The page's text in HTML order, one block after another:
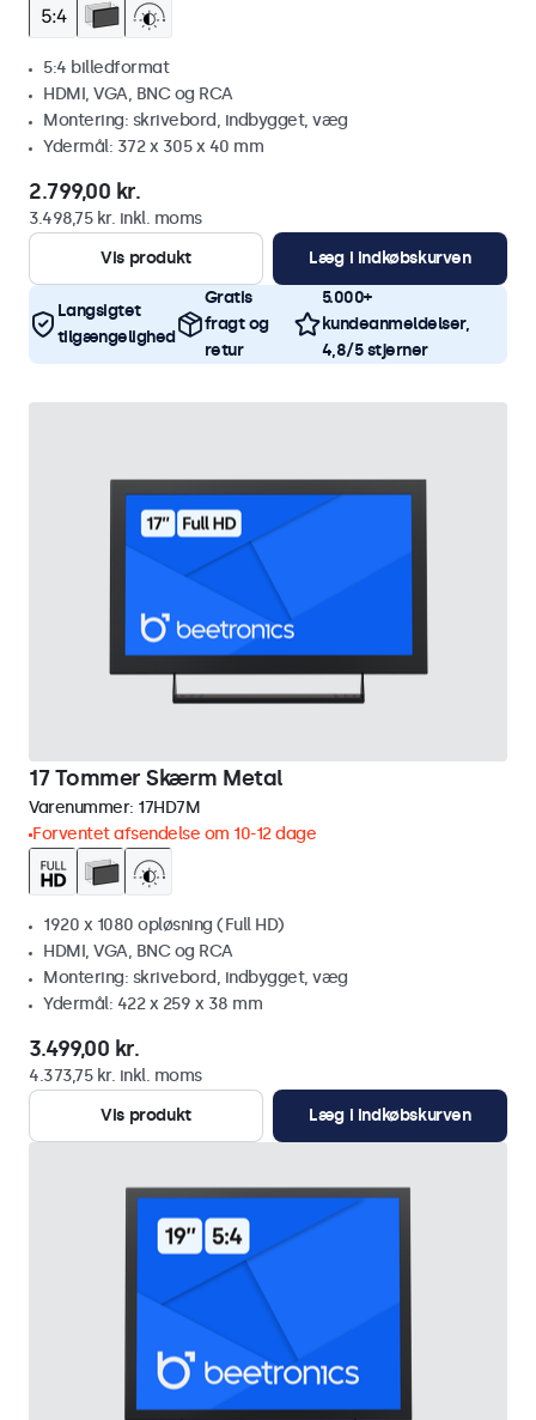
5:4 billedformat
HDMI, VGA, BNC og RCA
Montering: skrivebord, indbygget, væg
Ydermål: 372 x 305 x 40 mm
2.799,00 kr.
3.498,75 kr. inkl. moms
Vis produkt
Læg i indkøbskurven
Langsigtet
tilgængelighed
Gratis
fragt og
retur
5.000+
kundeanmeldelser,
4,8/5 stjerner
17 Tommer Skærm Metal
Varenummer: 17HD7M
Forventet afsendelse om 10-12 dage
1920 x 1080 opløsning (Full HD)
HDMI, VGA, BNC og RCA
Montering: skrivebord, indbygget, væg
Ydermål: 422 x 259 x 38 mm
3.499,00 kr.
4.373,75 kr. inkl. moms
Vis produkt
Læg i indkøbskurven